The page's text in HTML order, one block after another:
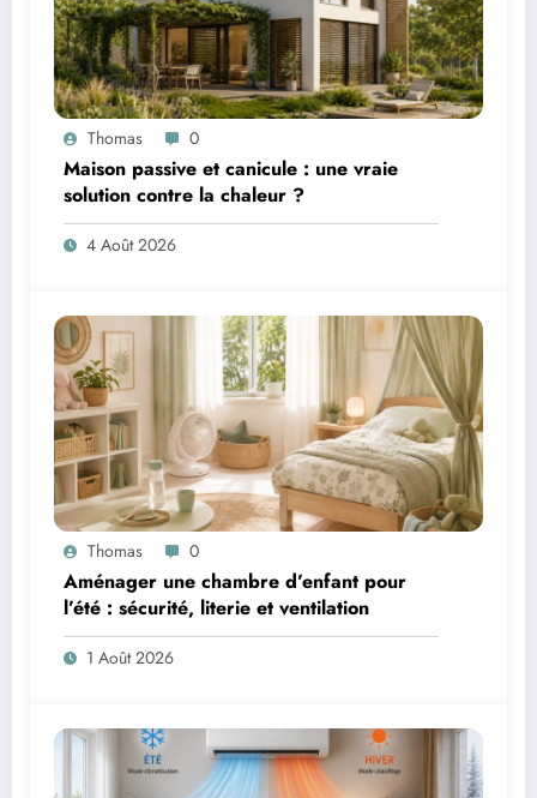
Thomas 0
Maison passive et canicule : une vraie
solution contre la chaleur ?
4 Août 2026
Thomas 0
Aménager une chambre d’enfant pour
l’été : sécurité, literie et ventilation
1 Août 2026